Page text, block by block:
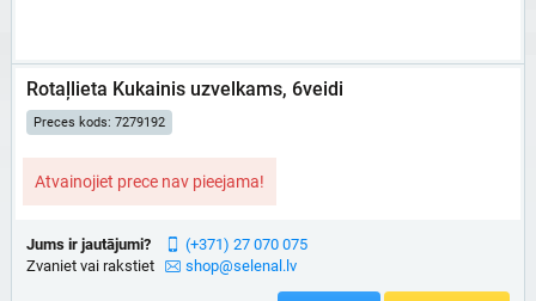
Rotaļlieta Kukainis uzvelkams, 6veidi
Preces kods: 7279192
Atvainojiet prece nav pieejama!
Jums ir jautājumi?
Zvaniet vai rakstiet
(+371) 27 070 075
shop@selenal.lv